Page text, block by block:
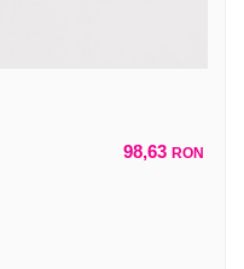
98,63 RON